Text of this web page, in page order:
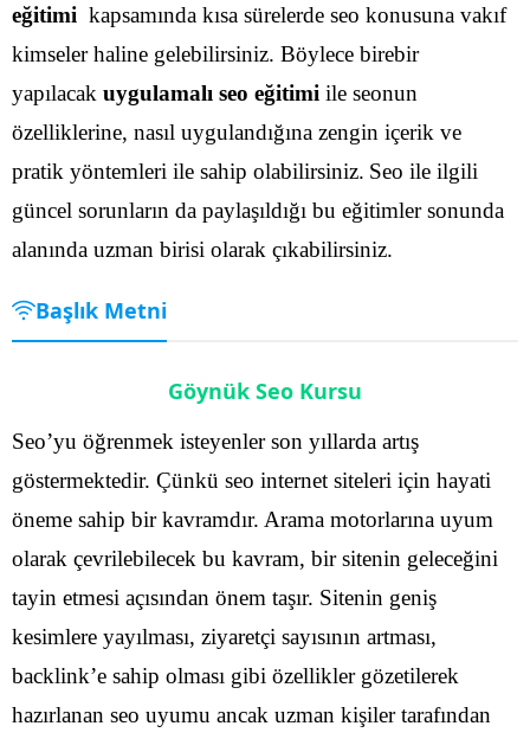
eğitimi kapsamında kısa sürelerde seo konusuna vakıf
kimseler haline gelebilirsiniz. Böylece birebir
yapılacak uygulamalı seo eğitimi ile seonun
özelliklerine, nasıl uygulandığına zengin içerik ve
pratik yöntemleri ile sahip olabilirsiniz. Seo ile ilgili
güncel sorunların da paylaşıldığı bu eğitimler sonunda
alanında uzman birisi olarak çıkabilirsiniz.
Başlık Metni
Göynük Seo Kursu
Seo’yu öğrenmek isteyenler son yıllarda artış
göstermektedir. Çünkü seo internet siteleri için hayati
öneme sahip bir kavramdır. Arama motorlarına uyum
olarak çevrilebilecek bu kavram, bir sitenin geleceğini
tayin etmesi açısından önem taşır. Sitenin geniş
kesimlere yayılması, ziyaretçi sayısının artması,
backlink’e sahip olması gibi özellikler gözetilerek
hazırlanan seo uyumu ancak uzman kişiler tarafından